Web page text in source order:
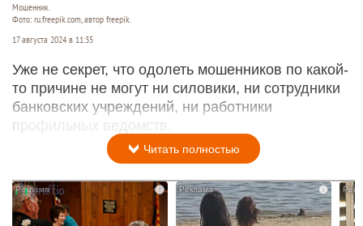
Мошенник.
Фото: ru.freepik.com, автор freepik.
17 августа 2024 в 11:35
Уже не секрет, что одолеть мошенников по какой-
то причине не могут ни силовики, ни сотрудники
банковских учреждений, ни работники
профильных ведомств.
Читать полностью
i